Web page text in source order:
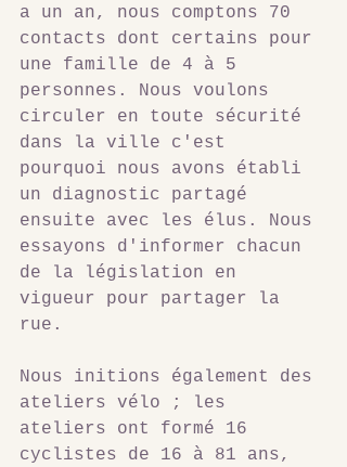
a un an, nous comptons 70
contacts dont certains pour
une famille de 4 à 5
personnes. Nous voulons
circuler en toute sécurité
dans la ville c'est
pourquoi nous avons établi
un diagnostic partagé
ensuite avec les élus. Nous
essayons d'informer chacun
de la législation en
vigueur pour partager la
rue.
Nous initions également des
ateliers vélo ; les
ateliers ont formé 16
cyclistes de 16 à 81 ans,